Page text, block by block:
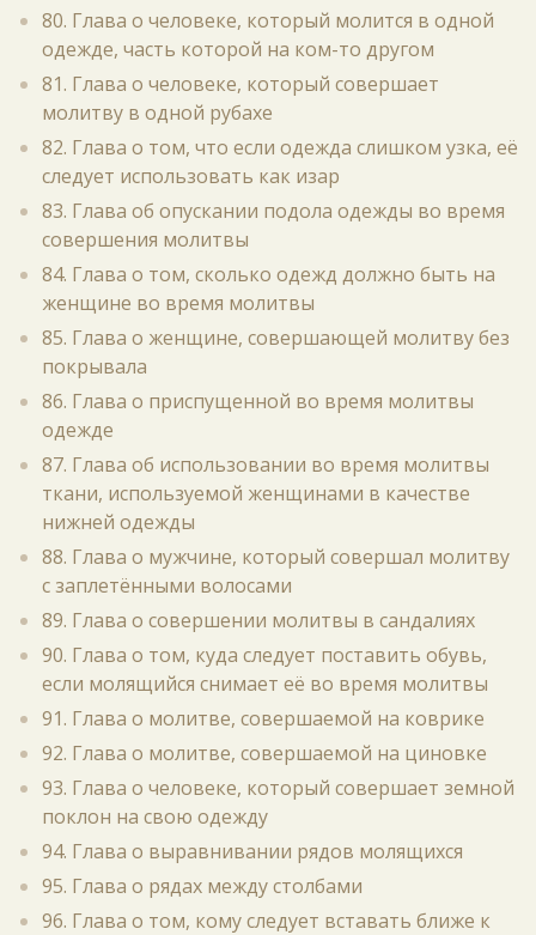
80. Глава о человеке, который молится в одной
одежде, часть которой на ком-то другом
81. Глава о человеке, который совершает
молитву в одной рубахе
82. Глава о том, что если одежда слишком узка, её
следует использовать как изар
83. Глава об опускании подола одежды во время
совершения молитвы
84. Глава о том, сколько одежд должно быть на
женщине во время молитвы
85. Глава о женщине, совершающей молитву без
покрывала
86. Глава о приспущенной во время молитвы
одежде
87. Глава об использовании во время молитвы
ткани, используемой женщинами в качестве
нижней одежды
88. Глава о мужчине, который совершал молитву
с заплетёнными волосами
89. Глава о совершении молитвы в сандалиях
90. Глава о том, куда следует поставить обувь,
если молящийся снимает её во время молитвы
91. Глава о молитве, совершаемой на коврике
92. Глава о молитве, совершаемой на циновке
93. Глава о человеке, который совершает земной
поклон на свою одежду
94. Глава о выравнивании рядов молящихся
95. Глава о рядах между столбами
96. Глава о том, кому следует вставать ближе к